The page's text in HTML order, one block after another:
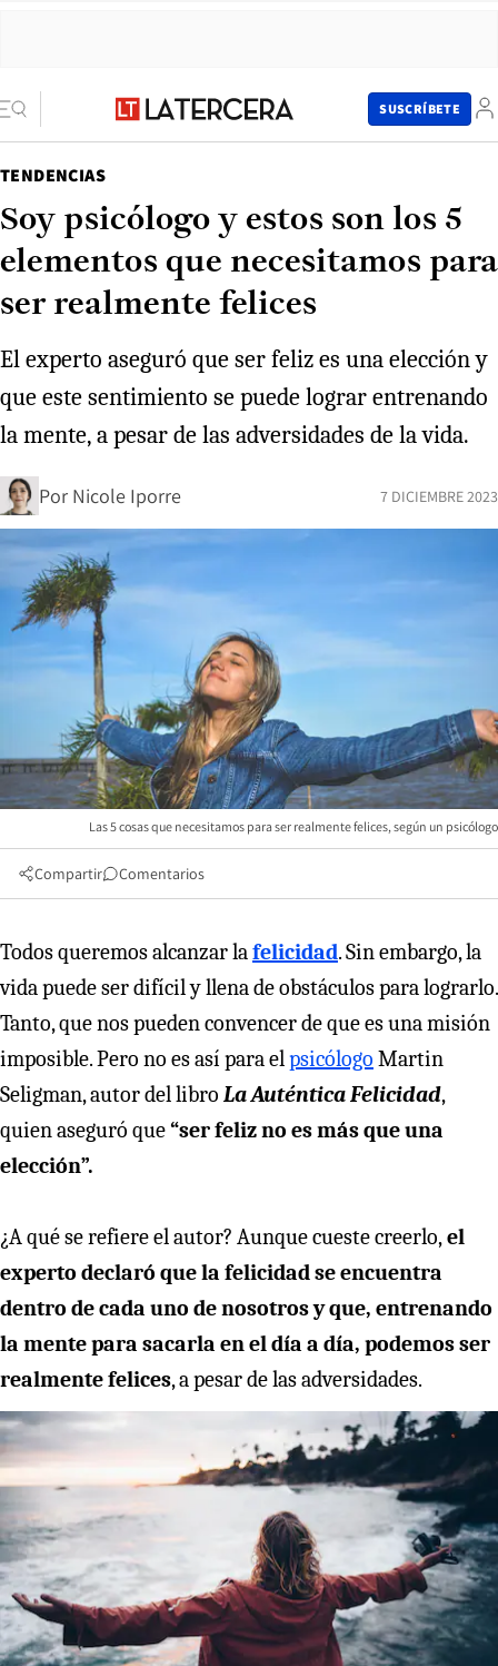
SUSCRÍBETE
TENDENCIAS
Soy psicólogo y estos son los 5
elementos que necesitamos para
ser realmente felices
El experto aseguró que ser feliz es una elección y
que este sentimiento se puede lograr entrenando
la mente, a pesar de las adversidades de la vida.
Por Nicole Iporre 7 DICIEMBRE 2023
Las 5 cosas que necesitamos para ser realmente felices, según un psicólogo
Compartir Comentarios
Todos queremos alcanzar lafelicidad. Sin embargo, la
vida puede ser difícil y llena de obstáculos para lograrlo.
Tanto, que nos pueden convencer de que es una misión
imposible. Pero no es así para elpsicólogo Martin
Seligman, autor del libro La Auténtica Felicidad,
quien aseguró que“ser feliz no es más que una
elección”.
¿A qué se refiere el autor? Aunque cueste creerlo,el
experto declaró que la felicidad se encuentra
dentro de cada uno de nosotros y que, entrenando
la mente para sacarla en el día a día, podemos ser
realmente felices, a pesar de las adversidades.